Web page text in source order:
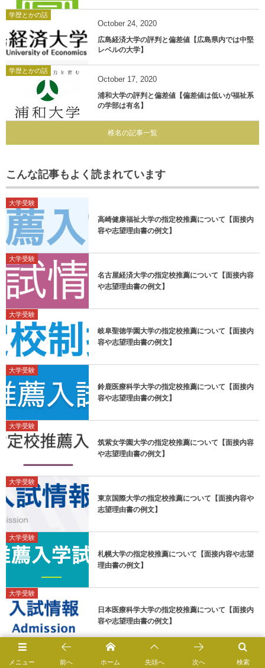
学歴とかの話
October 24, 2020
広島経済大学の評判と偏差値【広島県内では中堅
レベルの大学】
学歴とかの話
October 17, 2020
浦和大学の評判と偏差値【偏差値は低いが福祉系
の学部は有名】
椎名の記事一覧
こんな記事もよく読まれています
大学受験
高崎健康福祉大学の指定校推薦について【面接内
容や志望理由書の例文】
大学受験
名古屋経済大学の指定校推薦について【面接内容
や志望理由書の例文】
大学受験
岐阜聖徳学園大学の指定校推薦について【面接内
容や志望理由書の例文】
大学受験
鈴鹿医療科学大学の指定校推薦について【面接内
容や志望理由書の例文】
大学受験
筑紫女学園大学の指定校推薦について【面接内容
や志望理由書の例文】
大学受験
東京国際大学の指定校推薦について【面接内容や
志望理由書の例文】
大学受験
札幌大学の指定校推薦について【面接内容や志望
理由書の例文】
大学受験
日本医療科学大学の指定校推薦について【面接内
容や志望理由書の例文】
メニュー 検索
前へ ホーム 先頭へ 次へ